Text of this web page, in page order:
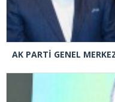
AK PARTİ GENEL